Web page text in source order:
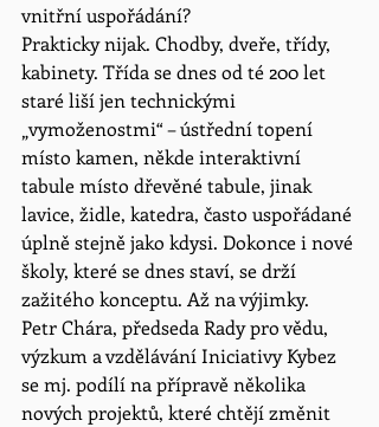
vnitřní uspořádání?
Prakticky nijak. Chodby, dveře, třídy,
kabinety. Třída se dnes od té 200 let
staré liší jen technickými
„vymoženostmi“ – ústřední topení
místo kamen, někde interaktivní
tabule místo dřevěné tabule, jinak
lavice, židle, katedra, často uspořádané
úplně stejně jako kdysi. Dokonce i nové
školy, které se dnes staví, se drží
zažitého konceptu. Až na výjimky.
Petr Chára, předseda Rady pro vědu,
výzkum a vzdělávání Iniciativy Kybez
se mj. podílí na přípravě několika
nových projektů, které chtějí změnit